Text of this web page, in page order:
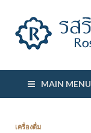
MAIN MENU
เครื่องดื่ม